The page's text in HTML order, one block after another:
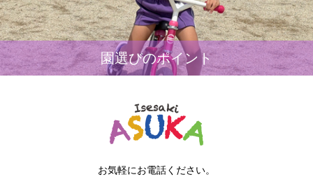
園選びのポイント
お気軽にお電話ください。